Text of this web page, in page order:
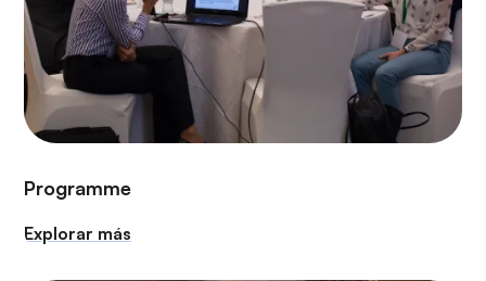
Programme
Explorar más